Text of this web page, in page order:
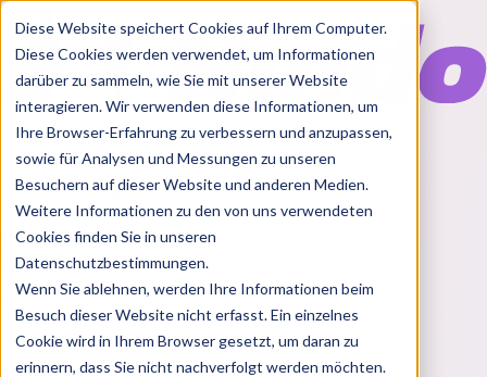
Diese Website speichert Cookies auf Ihrem Computer.
Diese Cookies werden verwendet, um Informationen
darüber zu sammeln, wie Sie mit unserer Website
interagieren. Wir verwenden diese Informationen, um
Ihre Browser-Erfahrung zu verbessern und anzupassen,
sowie für Analysen und Messungen zu unseren
Besuchern auf dieser Website und anderen Medien.
Weitere Informationen zu den von uns verwendeten
Cookies finden Sie in unseren
Datenschutzbestimmungen.
Wenn Sie ablehnen, werden Ihre Informationen beim
Besuch dieser Website nicht erfasst. Ein einzelnes
Cookie wird in Ihrem Browser gesetzt, um daran zu
erinnern, dass Sie nicht nachverfolgt werden möchten.
Features
Solutions
BlogChartsRabatt CodesPakete
Login